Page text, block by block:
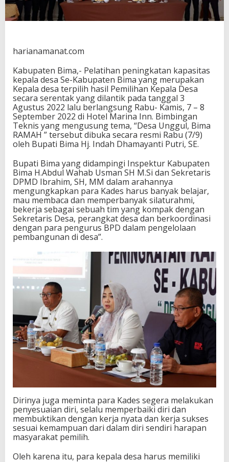
k
l
5
K
a
d
e
s
B
a
r
u
harianamanat.com
Kabupaten Bima,- Pelatihan peningkatan kapasitas
kepala desa Se-Kabupaten Bima yang merupakan
Kepala desa terpilih hasil Pemilihan Kepala Desa
secara serentak yang dilantik pada tanggal 3
Agustus 2022 lalu berlangsung Rabu- Kamis, 7 – 8
September 2022 di Hotel Marina Inn. Bimbingan
Teknis yang mengusung tema, “Desa Unggul, Bima
RAMAH ” tersebut dibuka secara resmi Rabu (7/9)
oleh Bupati Bima Hj. Indah Dhamayanti Putri, SE.
Bupati Bima yang didampingi Inspektur Kabupaten
Bima H.Abdul Wahab Usman SH M.Si dan Sekretaris
DPMD Ibrahim, SH, MM dalam arahannya
mengungkapkan para Kades harus banyak belajar,
mau membaca dan memperbanyak silaturahmi,
bekerja sebagai sebuah tim yang kompak dengan
Sekretaris Desa, perangkat desa dan berkoordinasi
dengan para pengurus BPD dalam pengelolaan
pembangunan di desa”.
Dirinya juga meminta para Kades segera melakukan
penyesuaian diri, selalu memperbaiki diri dan
membuktikan dengan kerja nyata dan kerja sukses
sesuai kemampuan dari dalam diri sendiri harapan
masyarakat pemilih.
Oleh karena itu, para kepala desa harus memiliki